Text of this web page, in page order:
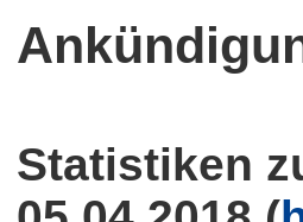
Statistiken